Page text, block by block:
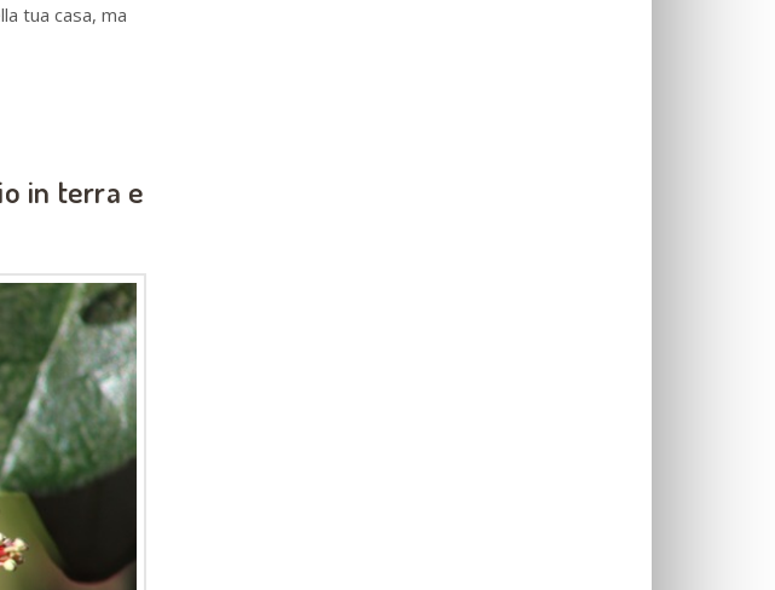
tua casa, ma
in terra e